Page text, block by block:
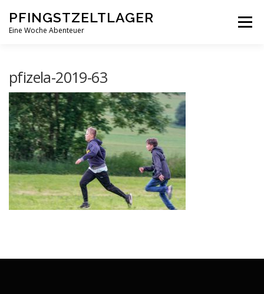
Inhalt
springen
PFINGSTZELTLAGER
Eine Woche Abenteuer
Menü
PFINGSTZELTLAGER VERANSTALTUNGEN
pfizela-2019-63